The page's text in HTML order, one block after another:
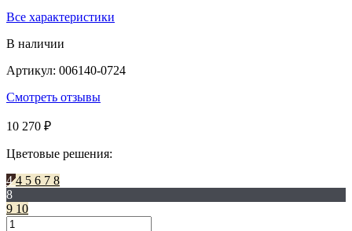
Все характеристики
В наличии
Артикул: 006140-0724
Смотреть отзывы
10 270 ₽
Цветовые решения:
44 5 6 7 8
8
9 10